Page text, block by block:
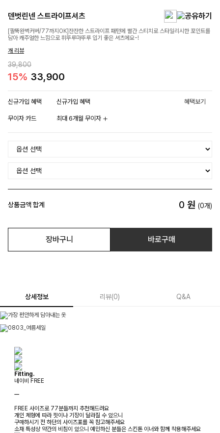
덴벗린넨 스트라이프셔츠
[팔뚝완벽커버/77까지OK]잔잔한 스트라이프 패턴에 빨간 스티치로 스타일리시한 포인트를
담아 캐주얼한 느낌으로 휘뚜루마뚜루 입기 좋은 셔츠에요-!
개 리뷰
39,800
15% 33,900
신규가입 혜택 신규가입 혜택 혜택보기
무이자 카드 최대 6개월 무이자
상품금액 합계 0 원 (0개)
장바구니 바로구매
상세정보 리뷰(0) Q&A
Fitting.
네이비 FREE
ㅡ
FREE 사이즈로 77분들까지 추천해드려요
개인 체형에 따라 핏이나 기장이 달라질 수 있으니
구매하시기 전 하단의 사이즈표를 꼭 참고해주세요
소재 특성상 약간의 비침이 있으니 예민하신 분들은 스킨톤 이너와 함께 착용해주세요